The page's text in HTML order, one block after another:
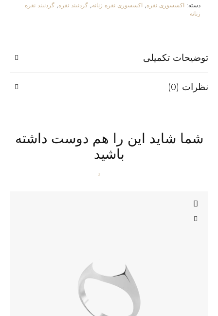
دسته:اکسسوری نقره,اکسسوری نقره زنانه,گردنبند نقره,گردنبند نقره
زنانه
توضیحات تکمیلی
نظرات (0)
شما شاید این را هم دوست داشته
باشید